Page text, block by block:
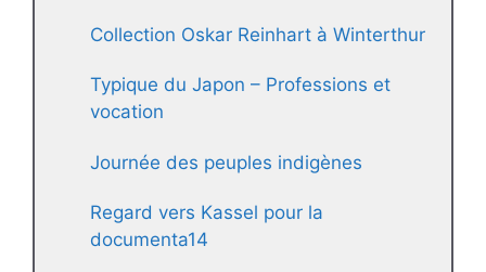
Collection Oskar Reinhart à Winterthur
Typique du Japon – Professions et
vocation
Journée des peuples indigènes
Regard vers Kassel pour la
documenta14